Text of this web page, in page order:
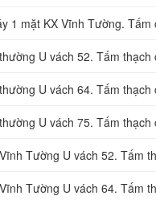
1 mặt KX Vĩnh Tường. Tấm
U vách 52. Tấm thạch
U vách 64. Tấm thạch
U vách 75. Tấm thạch
Tường U vách 52. Tấm
Tường U vách 64. Tấm